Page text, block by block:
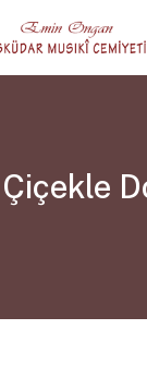
Çiçekle